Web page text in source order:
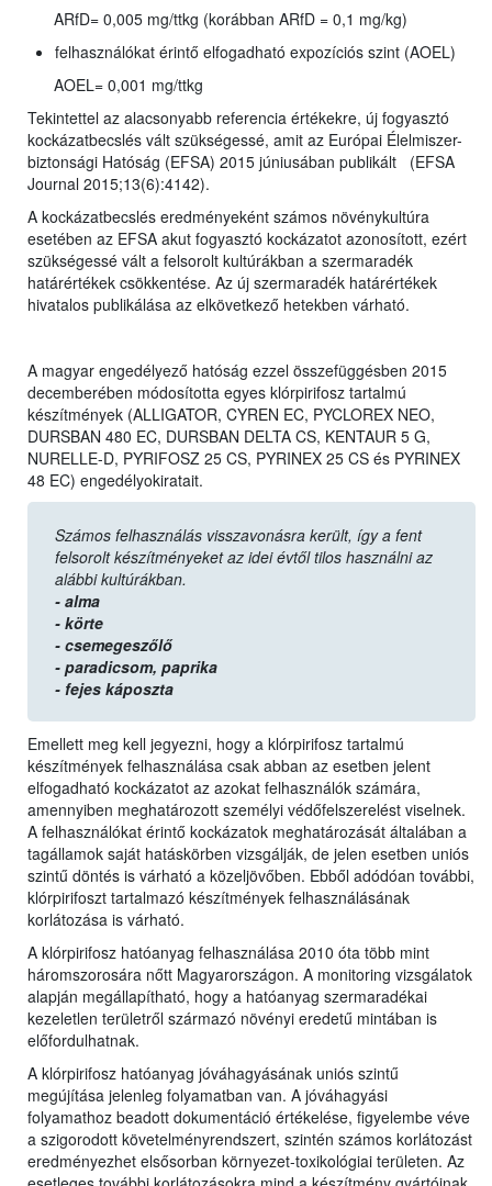
ARfD= 0,005 mg/ttkg (korábban ARfD = 0,1 mg/kg)
felhasználókat érintő elfogadható expozíciós szint (AOEL)
AOEL= 0,001 mg/ttkg
Tekintettel az alacsonyabb referencia értékekre, új fogyasztó
kockázatbecslés vált szükségessé, amit az Európai Élelmiszer-
biztonsági Hatóság (EFSA) 2015 júniusában publikált (EFSA
Journal 2015;13(6):4142).
A kockázatbecslés eredményeként számos növénykultúra
esetében az EFSA akut fogyasztó kockázatot azonosított, ezért
szükségessé vált a felsorolt kultúrákban a szermaradék
határértékek csökkentése. Az új szermaradék határértékek
hivatalos publikálása az elkövetkező hetekben várható.
A magyar engedélyező hatóság ezzel összefüggésben 2015
decemberében módosította egyes klórpirifosz tartalmú
készítmények (ALLIGATOR, CYREN EC, PYCLOREX NEO,
DURSBAN 480 EC, DURSBAN DELTA CS, KENTAUR 5 G,
NURELLE-D, PYRIFOSZ 25 CS, PYRINEX 25 CS és PYRINEX
48 EC) engedélyokiratait.
Számos felhasználás visszavonásra került, így a fent
felsorolt készítményeket az idei évtől tilos használni az
alábbi kultúrákban.
- alma
- körte
- csemegeszőlő
- paradicsom, paprika
- fejes káposzta
Emellett meg kell jegyezni, hogy a klórpirifosz tartalmú
készítmények felhasználása csak abban az esetben jelent
elfogadható kockázatot az azokat felhasználók számára,
amennyiben meghatározott személyi védőfelszerelést viselnek.
A felhasználókat érintő kockázatok meghatározását általában a
tagállamok saját hatáskörben vizsgálják, de jelen esetben uniós
szintű döntés is várható a közeljövőben. Ebből adódóan további,
klórpirifoszt tartalmazó készítmények felhasználásának
korlátozása is várható.
A klórpirifosz hatóanyag felhasználása 2010 óta több mint
háromszorosára nőtt Magyarországon. A monitoring vizsgálatok
alapján megállapítható, hogy a hatóanyag szermaradékai
kezeletlen területről származó növényi eredetű mintában is
előfordulhatnak.
A klórpirifosz hatóanyag jóváhagyásának uniós szintű
megújítása jelenleg folyamatban van. A jóváhagyási
folyamathoz beadott dokumentáció értékelése, figyelembe véve
a szigorodott követelményrendszert, szintén számos korlátozást
eredményezhet elsősorban környezet-toxikológiai területen. Az